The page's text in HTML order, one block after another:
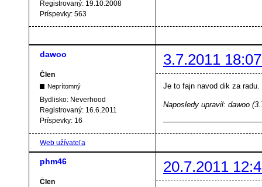
Registrovaný: 19.10.2008
Príspevky: 563
dawoo 3.7.2011
Člen
Neprítomný
Bydlisko: Neverhood
Registrovaný: 16.6.2011
Príspevky: 16
Je to fajn navod dik za radu.
Naposledy upravil: dawoo
Web užívateľa
phm46 20.7.2011
Člen